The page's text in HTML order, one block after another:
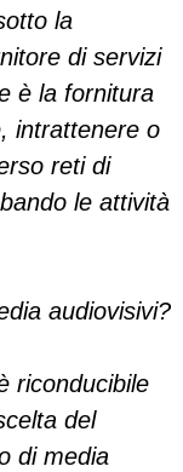
la
di servizi
è la fornitura
intrattenere o
reti di
le attività
audiovisivi?
riconducibile
del
di media